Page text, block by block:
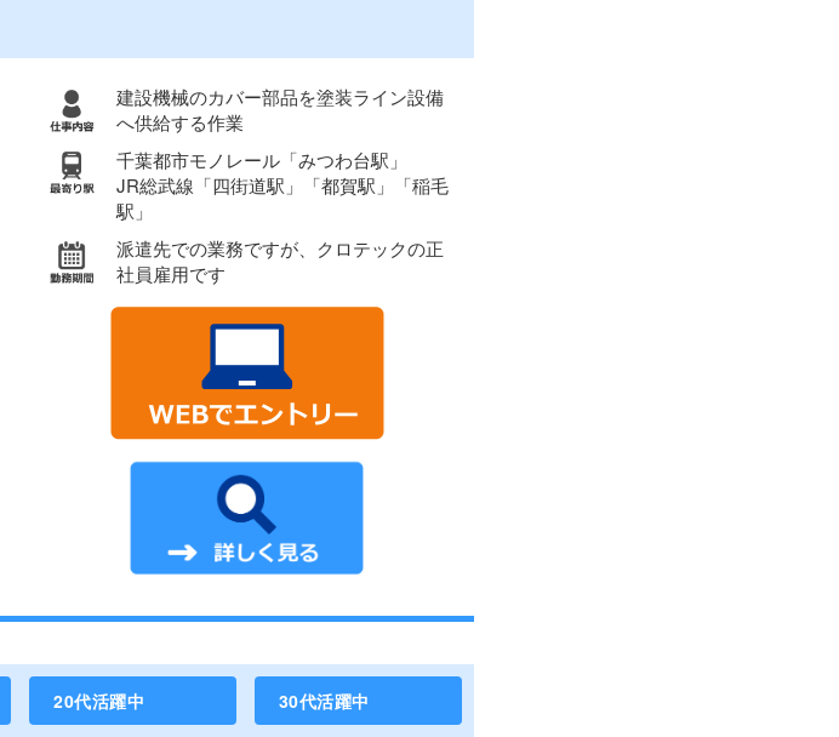
建設機械のカバー部品を塗装ライン設備
へ供給する作業
千葉都市モノレール「みつわ台駅」
JR総武線「四街道駅」「都賀駅」「稲毛
駅」
派遣先での業務ですが、クロテックの正
社員雇用です
20代活躍中 30代活躍中